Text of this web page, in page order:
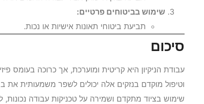
שימוש בביטוחים פרטיים:
תביעת ביטוחי תאונות אישיות או נכות.
סיכום
עבודת הניקיון היא קריטית ומוערכת, אך כרוכה בעומס
וטיפול מוקדם בנזקים אלה יכולים לשפר משמעותית את
שימוש בציוד מתקדם ושמירה על טכניקות עבודה